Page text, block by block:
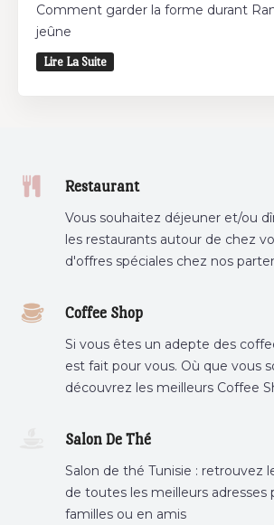
Comment garder la forme durant
jeûne
Lire La Suite
Restaurant
Vous souhaitez déjeuner et/ou
les restaurants autour de chez
d'offres spéciales chez nos
Coffee Shop
Si vous êtes un adepte des
est fait pour vous. Où que vous
découvrez les meilleurs Coffee
Salon De Thé
Salon de thé Tunisie : retrouvez
de toutes les meilleurs adresses
familles ou en amis